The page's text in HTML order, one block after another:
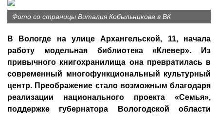
Фото со страницы Виталия Кобыльникова в ВК
В Вологде на улице Архангельской, 11, начала
работу модельная библиотека «Клевер». Из
привычного книгохранилища она превратилась в
современный многофункциональный культурный
центр. Преображение стало возможным благодаря
реализации национального проекта «Семья»,
поддержке губернатора Вологодской области